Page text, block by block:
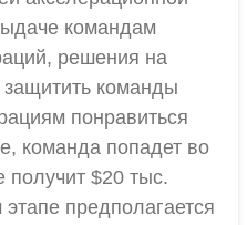
командам
решения на
команды
понравиться
команда попадет во
получит $20 тыс.
предполагается